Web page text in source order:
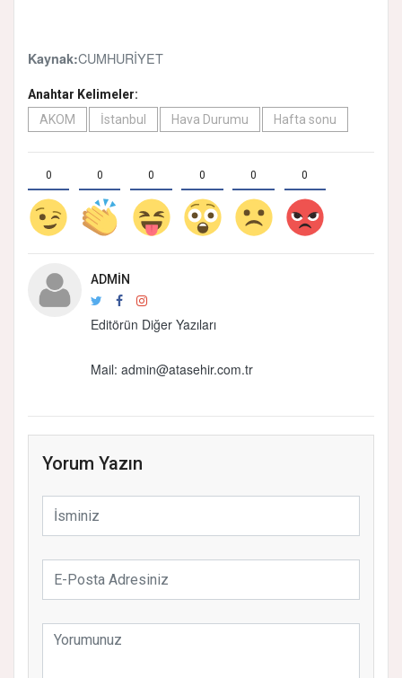
Kaynak:CUMHURİYET
Anahtar Kelimeler:
AKOM
İstanbul Hava Durumu Hafta sonu
0 0 0 0 0 0
ADMIN
Editörün Diğer Yazıları
Mail: admin@atasehir.com.tr
Yorum Yazın